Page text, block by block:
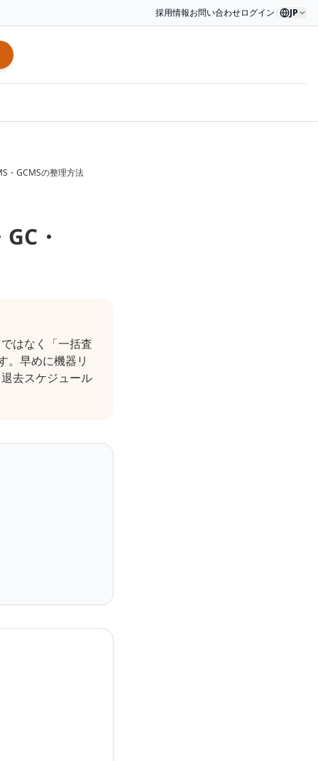
採用情報お問い合わせログイン | JP
・GCMSの整理方法
・
はなく「一括査
。早めに機器リ
去スケジュール